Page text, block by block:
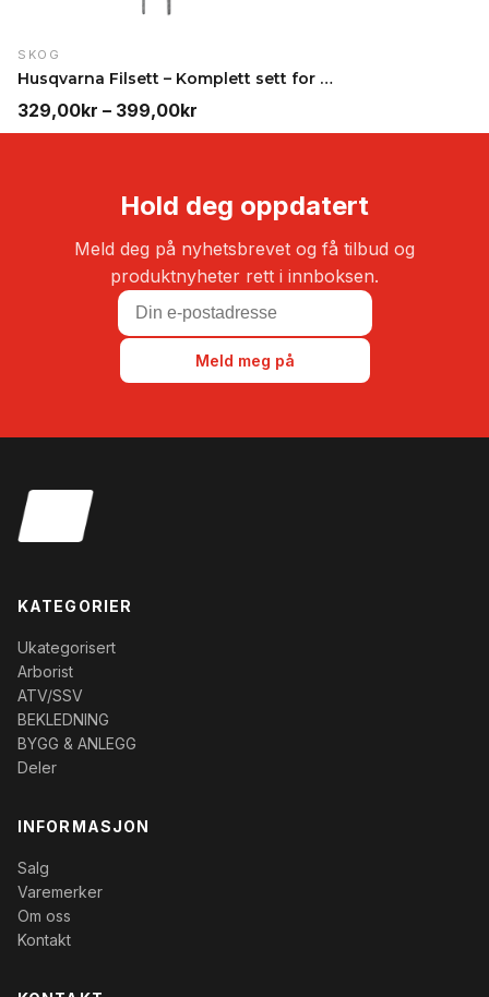
SKOG
Husqvarna Filsett – Komplett sett for kjededfiling
329,00kr – 399,00kr
329,00kr
Hold deg oppdatert
Meld deg på nyhetsbrevet og få tilbud og
produktnyheter rett i innboksen.
Meld meg på
KATEGORIER
Ukategorisert
Arborist
ATV/SSV
BEKLEDNING
BYGG & ANLEGG
Deler
INFORMASJON
Salg
Varemerker
Om oss
Kontakt